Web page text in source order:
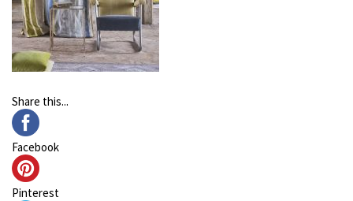
Share this...
Facebook
Pinterest